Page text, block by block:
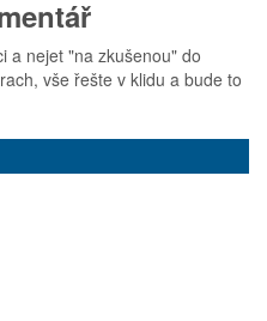
a nejet "na zkušenou" do
vše řešte v klidu a bude to